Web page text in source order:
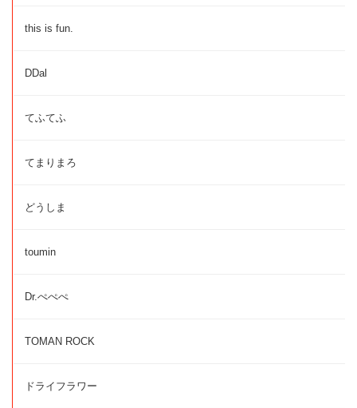
this is fun.
DDal
てふてふ
てまりまろ
どうしま
toumin
Dr.ぺぺぺ
TOMAN ROCK
ドライフラワー